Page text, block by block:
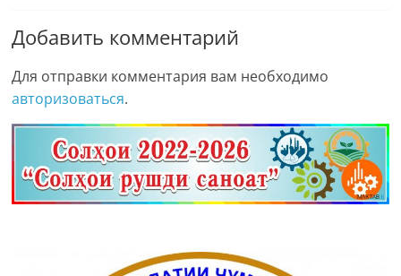
Добавить комментарий
Для отправки комментария вам необходимо
авторизоваться.